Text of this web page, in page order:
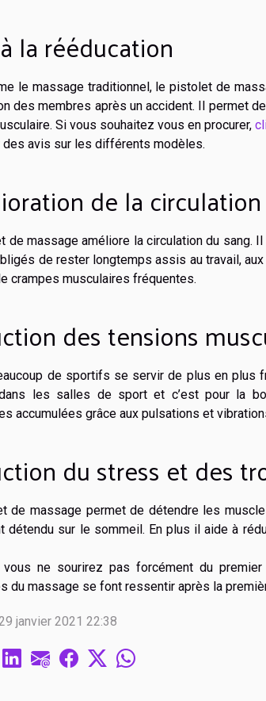
la rééducation
le massage traditionnel, le pistolet de
des membres après un accident. Il permet
Si vous souhaitez vous en procurer,
des avis sur les différents modèles.
de la
de massage améliore la circulation du sang.
de rester longtemps assis au travail,
crampes musculaires fréquentes.
des tensions
de sportifs se servir de plus en
les salles de sport et c’est pour la
accumulées grâce aux pulsations et
du stress et des
de massage permet de détendre les
détendu sur le sommeil. En plus il aide à
ne sourirez pas forcément du
du massage se font ressentir après la
janvier 2021 22:38